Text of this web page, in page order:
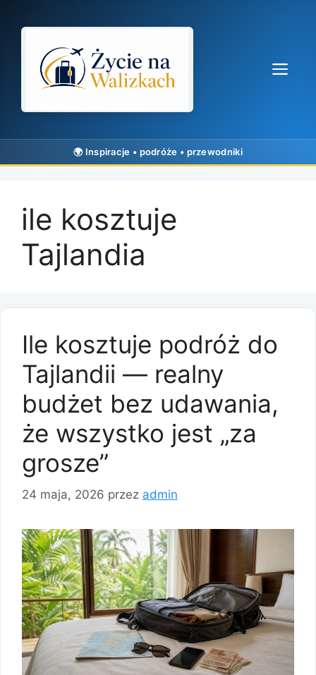
ile kosztuje
Tajlandia
Ile kosztuje podróż do
Tajlandii — realny
budżet bez udawania,
że wszystko jest „za
grosze”
24 maja, 2026 przez admin